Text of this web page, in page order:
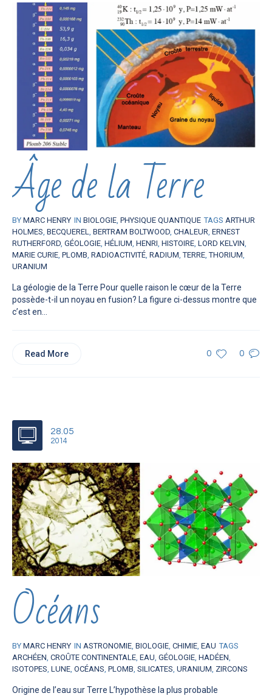
Âge de la Terre
BY MARC HENRY IN BIOLOGIE, PHYSIQUE QUANTIQUE TAGS ARTHUR
HOLMES, BECQUEREL, BERTRAM BOLTWOOD, CHALEUR, ERNEST
RUTHERFORD, GÉOLOGIE, HÉLIUM, HENRI, HISTOIRE, LORD KELVIN,
MARIE CURIE, PLOMB, RADIOACTIVITÉ, RADIUM,TERRE,THORIUM,
URANIUM
La géologie de la Terre Pour quelle raison le cœur de la Terre
possède-t-il un noyau en fusion? La figure ci-dessus montre que
c’est en...
0 0
Read More
28.05
2014
Océans
BY MARC HENRY IN ASTRONOMIE BIOLOGIE CHIMIE EAU TAGS
ARCHÉEN CROÛTE CONTINENTALE EAU GÉOLOGIE HADÉEN
ISOTOPES LUNE OCÉANS PLOMB SILICATES URANIUM ZIRCONS
Origine de l’eau sur Terre L’hypothèse la plus probable